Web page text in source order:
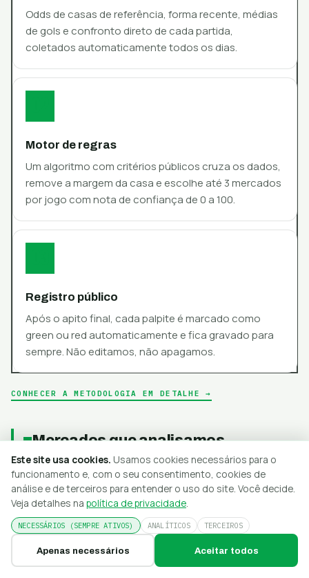
Odds de casas de referência, forma recente, médias
de gols e confronto direto de cada partida,
coletados automaticamente todos os dias.
Motor de regras
Um algoritmo com critérios públicos cruza os dados,
remove a margem da casa e escolhe até 3 mercados
por jogo com nota de confiança de 0 a 100.
Registro público
Após o apito final, cada palpite é marcado como
green ou red automaticamente e fica gravado para
sempre. Não editamos, não apagamos.
CONHECER A METODOLOGIA EM DETALHE →
Mercados que analisamos
Resultado final (1X2)
O mercado clássico: vitória do mandante, empate ou
vitória do visitante. Nosso motor só o indica quando a
probabilidade real supera a implícita na odd.
HOJE AMANHÃ RESULTADOS
Este site usa cookies. Usamos cookies necessários para o
funcionamento e, com o seu consentimento, cookies de
análise e de terceiros para entender o uso do site. Você decide.
Veja detalhes na política de privacidade.
NECESSÁRIOS (SEMPRE ATIVOS) ANALÍTICOS TERCEIROS
Apenas necessários Aceitar todos